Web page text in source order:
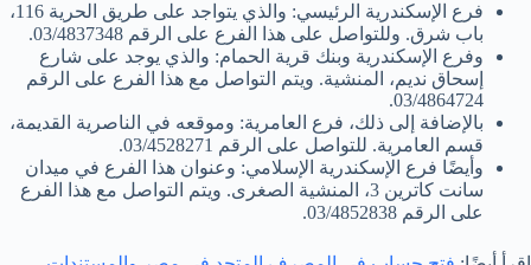
فرع الإسكندرية الرئيسي: والذي يتواجد على طريق الحرية 116،
باب شرق. وللتواصل على هذا الفرع على الرقم 03/4837348.
وفرع الإسكندرية وبنك قرية الحمام: والذي يوجد على شارع
إسحاق نديم، المنشية. ويتم التواصل مع هذا الفرع على الرقم
03/4864724.
بالإضافة إلى ذلك، فرع العامرية: وموقعه في الناصرية القديمة،
قسم العامرية. للتواصل على الرقم 03/4528271.
وأيضًا فرع الإسكندرية الإسلامي: وعنوان هذا الفرع في ميدان
سانت كاترين 3، المنشية الصغرى. ويتم التواصل مع هذا الفرع
على الرقم 03/4852838.